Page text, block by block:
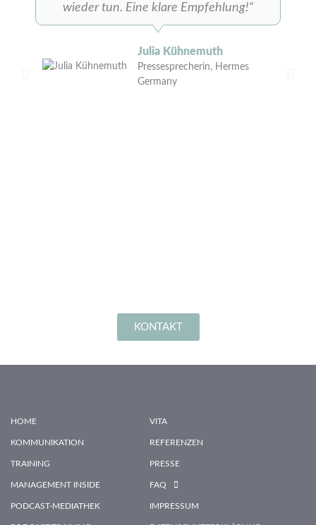
wieder tun. Eine klare Empfehlung!“
Julia Kühnemuth
Pressesprecherin, Hermes
Germany
KONTAKT
HOME
KOMMUNIKATION
TRAINING
MANAGEMENT INSIDE
PODCAST-MEDIATHEK
VITA
REFERENZEN
PRESSE
FAQ
IMPRESSUM